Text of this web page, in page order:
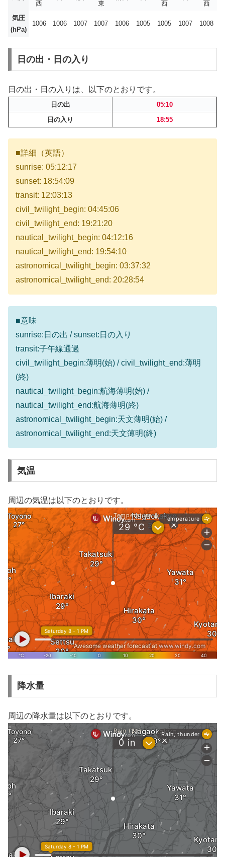
西
東
西
西
気圧
(hPa)
1006 1006 1007 1007 1006 1005 1005 1007 1008
日の出・日の入り
日の出・日の入りは、以下のとおりです。
日の出
05:10
日の入り
18:55
■詳細（英語）
sunrise: 05:12:17
sunset: 18:54:09
transit: 12:03:13
civil_twilight_begin: 04:45:06
civil_twilight_end: 19:21:20
nautical_twilight_begin: 04:12:16
nautical_twilight_end: 19:54:10
astronomical_twilight_begin: 03:37:32
astronomical_twilight_end: 20:28:54
■意味
sunrise:日の出 / sunset:日の入り
transit:子午線通過
civil_twilight_begin:薄明(始) / civil_twilight_end:薄明
(終)
nautical_twilight_begin:航海薄明(始) /
nautical_twilight_end:航海薄明(終)
astronomical_twilight_begin:天文薄明(始) /
astronomical_twilight_end:天文薄明(終)
気温
周辺の気温は以下のとおりです。
降水量
周辺の降水量は以下のとおりです。